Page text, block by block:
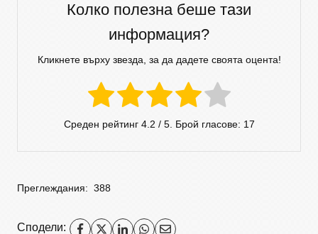
Колко полезна беше тази
информация?
Кликнете върху звезда, за да дадете своята оцента!
Среден рейтинг 4.2 / 5. Брой гласове: 17
Преглеждания: 388
Сподели: